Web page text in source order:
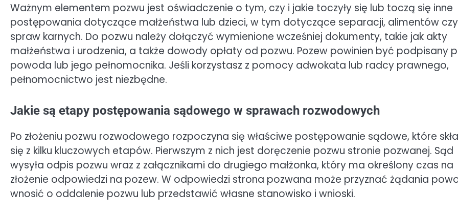
Ważnym elementem pozwu jest oświadczenie o tym, czy i jakie toczyły się lub toczą się inne
postępowania dotyczące małżeństwa lub dzieci, w tym dotyczące separacji, alimentów czy
spraw karnych. Do pozwu należy dołączyć wymienione wcześniej dokumenty, takie jak akty
małżeństwa i urodzenia, a także dowody opłaty od pozwu. Pozew powinien być podpisany
powoda lub jego pełnomocnika. Jeśli korzystasz z pomocy adwokata lub radcy prawnego,
pełnomocnictwo jest niezbędne.
Jakie są etapy postępowania sądowego w sprawach rozwodowych
Po złożeniu pozwu rozwodowego rozpoczyna się właściwe postępowanie sądowe, które
się z kilku kluczowych etapów. Pierwszym z nich jest doręczenie pozwu stronie pozwanej. Sąd
wysyła odpis pozwu wraz z załącznikami do drugiego małżonka, który ma określony czas na
złożenie odpowiedzi na pozew. W odpowiedzi strona pozwana może przyznać żądania
wnosić o oddalenie pozwu lub przedstawić własne stanowisko i wnioski.